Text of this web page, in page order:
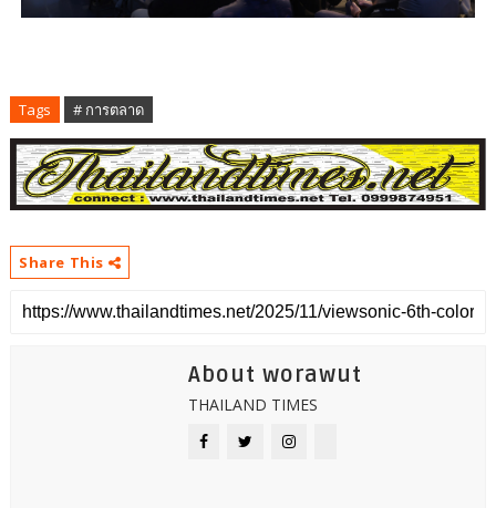
Tags # การตลาด
Share This
About worawut
THAILAND TIMES